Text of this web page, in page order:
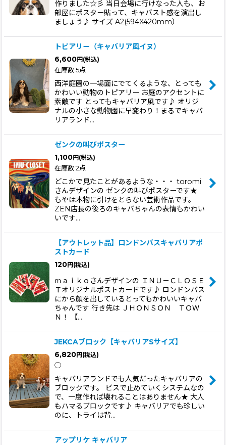
作りました☆彡 当日会場に行けなった人も、お
部屋にポスター貼って、キャバスト感を演出し
ましょう♪ サイズ A2(594X420mm）
トピアリー（キャバリア風イヌ）
6,600円 (税込)
在庫数 5点
西洋庭園の一場面にでてくるような、とっても
かわいい動物のトピアリー お庭のアクセントに
素敵です とってもキャバリア風です♪ オリジ
ナルの小さな動物園に早変わり！まるでキャバ
リアランド…
ゼンクの叫びポスター
1,100円 (税込)
在庫数 2点
どこかで見たことがあるような・・・ toromi
さんデザインの ゼンクの叫びポスターです★
もやは本物に引けをとらない芸術作品です。
ZEN店長の後ろのキャバちゃんの表情もかわい
いです…
【アウトレット品】ロンドンバスキャバリアポ
ストカード
120円 (税込)
ｍａｉｋｏさんデザインの ＩＮＵ－ＣＬＯＳＥ
Ｔオリジナルポストカードです♪ ロンドンバス
にから顔を出しているとってもかわいいキャバ
ちゃんです 行き先は ＪＨＯＮＳＯＮ ＴＯＷ
Ｎ！ 【…
JEKCAブロック【キャバリアSサイズ】
6,820円 (税込)
◯
キャバリアランドでも人気だったキャバリアの
ブロックです。 ビスで止めていくシステムなの
で、一度作れば壊れることはありません★ 大人
もハマるブロックです♪ キャバリアでも珍しい
のに、トライは背…
アップリケ キャバリア